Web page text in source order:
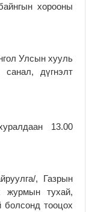
хорооны
Улсын хууль
санал, дүгнэлт
13.00
, Газрын
журмын тухай,
болсонд тооцох